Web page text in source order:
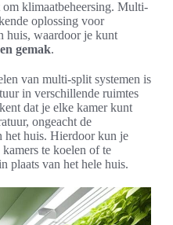
om klimaatbeheersing. Multi-
oplossing voor
huis, waardoor je kunt
gemak.
van multi-split systemen is
in verschillende ruimtes
dat je elke kamer kunt
ongeacht de
het huis. Hierdoor kun je
te koelen of te
plaats van het hele huis.